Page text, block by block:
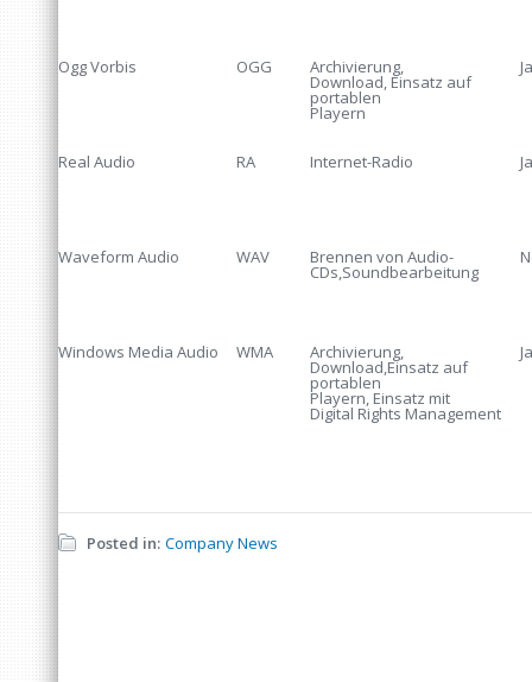
Ogg Vorbis OGG Archivierung,
Download, Einsatz auf
portablen
Playern
Ja
Real Audio RA Internet-Radio Ja
Waveform Audio WAV Brennen von Audio-
CDs,Soundbearbeitung
Windows Media Audio WMA Archivierung,
Download,Einsatz auf
portablen
Playern, Einsatz mit
Digital Rights Management
Ja
Posted in: Company News